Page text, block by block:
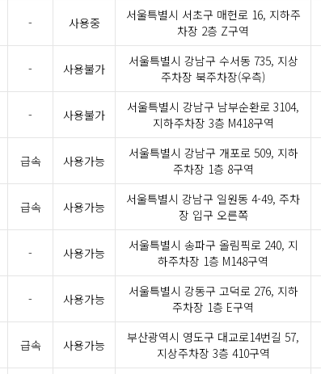
- 사용중
서울특별시 서초구 매헌로 16, 지하주
차장 2층 Z구역
- 사용불가
서울특별시 강남구 수서동 735, 지상
주차장 북주차장(우측)
- 사용불가
서울특별시 강남구 남부순환로 3104,
지하주차장 3층 M418구역
급속 사용가능
서울특별시 강남구 개포로 509, 지하
주차장 1층 8구역
급속 사용가능
서울특별시 강남구 일원동 4-49, 주차
장 입구 오른쪽
- 사용가능
서울특별시 송파구 올림픽로 240, 지
하주차장 1층 M148구역
- 사용가능
서울특별시 강동구 고덕로 276, 지하
주차장 1층 E구역
급속 사용가능
부산광역시 영도구 대교로14번길 57,
지상주차장 3층 410구역